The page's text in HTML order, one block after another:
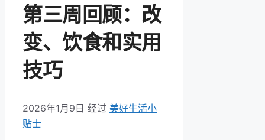
第三周回顾：改
变、饮食和实用
技巧
2026年1月9日 经过 美好生活小
贴士